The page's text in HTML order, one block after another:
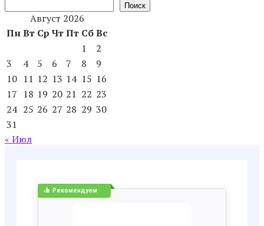
Поиск
Август 2026
ПнВт Ср ЧтПт СбВс
1
2
3
4 5 6 7 8
9
10 11 12 13 14 15 16
17 18 19 20 21 22 23
24 25 26 27 28 29 30
31
« Июл